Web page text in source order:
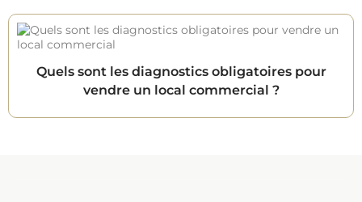
Quels sont les diagnostics obligatoires pour
vendre un local commercial ?